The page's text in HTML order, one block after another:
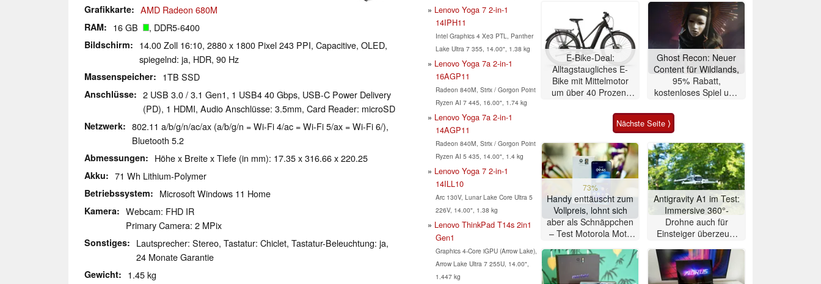
Grafikkarte AMD Radeon 680M
RAM 16 GB , DDR5-6400
Bildschirm
14.00 Zoll 16:10, 2880 x 1800 Pixel 243 PPI, Capacitive, OLED,
spiegelnd: ja, HDR, 90 Hz
Massenspeicher 1TB SSD
Anschlüsse
2 USB 3.0 / 3.1 Gen1, 1 USB4 40 Gbps, USB-C Power Delivery
(PD), 1 HDMI, Audio Anschlüsse: 3.5mm, Card Reader: microSD
Netzwerk
802.11 a/b/g/n/ac/ax (a/b/g/n = Wi-Fi 4/ac = Wi-Fi 5/ax = Wi-Fi 6/),
Bluetooth 5.2
Abmessungen Höhe x Breite x Tiefe (in mm): 17.35 x 316.66 x 220.25
Akku 71 Wh Lithium-Polymer
Betriebssystem Microsoft Windows 11 Home
Kamera
Webcam: FHD IR
Primary Camera: 2 MPix
Sonstiges
Lautsprecher: Stereo, Tastatur: Chiclet, Tastatur-Beleuchtung: ja,
24 Monate Garantie
Gewicht 1.45 kg
Lenovo Yoga 7 2-in-1
14IPH11
Intel Graphics 4 Xe3 PTL, Panther
Lake Ultra 7 355, 14.00", 1.38 kg
Lenovo Yoga 7a 2-in-1
16AGP11
Radeon 840M, Strix / Gorgon Point
Ryzen AI 7 445, 16.00", 1.74 kg
Lenovo Yoga 7a 2-in-1
14AGP11
Radeon 840M, Strix / Gorgon Point
Ryzen AI 5 435, 14.00", 1.4 kg
Lenovo Yoga 7 2-in-1
14ILL10
Arc 130V, Lunar Lake Core Ultra 5
226V, 14.00", 1.38 kg
Lenovo ThinkPad T14s 2in1
Gen1
Graphics 4-Core iGPU (Arrow Lake),
Arrow Lake Ultra 7 255U, 14.00",
1.447 kg
E-Bike-Deal:
Alltagstaugliches E-
Bike mit Mittelmotor
um über 40 Prozent
Ghost Recon: Neuer
Content für Wildlands,
95% Rabatt,
kostenloses Spiel und
angekündigt
Nächste Seite ⟩
73%
Handy enttäuscht zum
Vollpreis, lohnt sich
aber als Schnäppchen
– Test Motorola Moto
Antigravity A1 im Test:
Immersive 360°-
Drohne auch für
Einsteiger überzeugt